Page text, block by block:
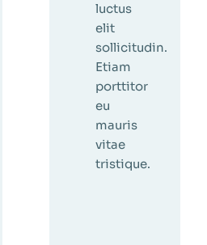
luctus
elit
sollicitudin.
Etiam
porttitor
eu
mauris
vitae
tristique.